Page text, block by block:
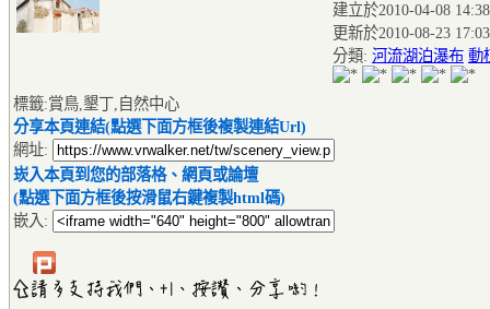
建立於2010-04-08
更新於2010-08-23
分類: 河流湖泊瀑布 動
標籤:賞鳥,墾丁,自然中心
分享本頁連結(點選下面方框後複製連結Url)
網址:
崁入本頁到您的部落格、網頁或論壇
(點選下面方框後按滑鼠右鍵複製html碼)
嵌入: